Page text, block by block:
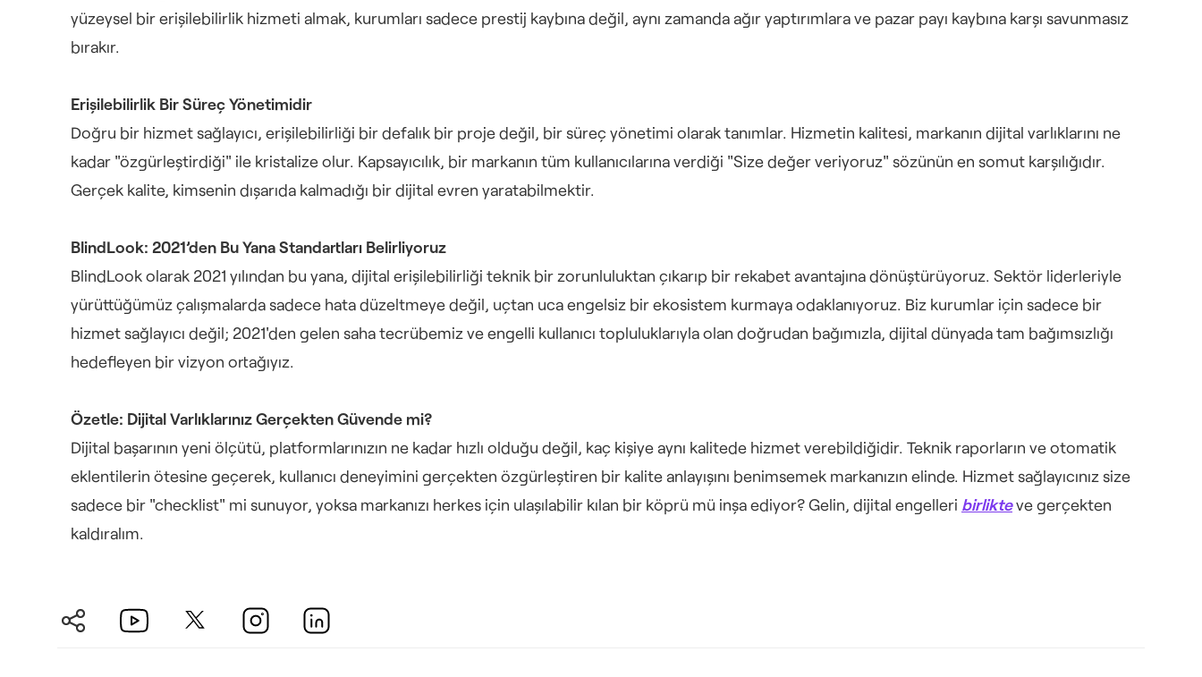
yüzeysel bir erişilebilirlik hizmeti almak, kurumları sadece prestij kaybına değil, aynı zamanda ağır yaptırımlara ve pazar payı kaybına karşı savunmasız
bırakır.
Erişilebilirlik Bir Süreç Yönetimidir
Doğru bir hizmet sağlayıcı, erişilebilirliği bir defalık bir proje değil, bir süreç yönetimi olarak tanımlar. Hizmetin kalitesi, markanın dijital varlıklarını ne
kadar "özgürleştirdiği" ile kristalize olur. Kapsayıcılık, bir markanın tüm kullanıcılarına verdiği "Size değer veriyoruz" sözünün en somut karşılığıdır.
Gerçek kalite, kimsenin dışarıda kalmadığı bir dijital evren yaratabilmektir.
BlindLook: 2021’den Bu Yana Standartları Belirliyoruz
BlindLook olarak 2021 yılından bu yana, dijital erişilebilirliği teknik bir zorunluluktan çıkarıp bir rekabet avantajına dönüştürüyoruz. Sektör liderleriyle
yürüttüğümüz çalışmalarda sadece hata düzeltmeye değil, uçtan uca engelsiz bir ekosistem kurmaya odaklanıyoruz. Biz kurumlar için sadece bir
hizmet sağlayıcı değil; 2021'den gelen saha tecrübemiz ve engelli kullanıcı topluluklarıyla olan doğrudan bağımızla, dijital dünyada tam bağımsızlığı
hedefleyen bir vizyon ortağıyız.
Özetle: Dijital Varlıklarınız Gerçekten Güvende mi?
Dijital başarının yeni ölçütü, platformlarınızın ne kadar hızlı olduğu değil, kaç kişiye aynı kalitede hizmet verebildiğidir. Teknik raporların ve otomatik
eklentilerin ötesine geçerek, kullanıcı deneyimini gerçekten özgürleştiren bir kalite anlayışını benimsemek markanızın elinde. Hizmet sağlayıcınız size
sadece bir "checklist" mi sunuyor, yoksa markanızı herkes için ulaşılabilir kılan bir köprü mü inşa ediyor? Gelin, dijital engelleri birlikte ve gerçekten
kaldıralım.